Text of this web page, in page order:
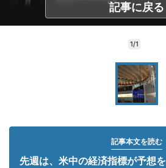
記事に戻る
1/1
記事本文を読む
先週は、米中の経済指標が予想